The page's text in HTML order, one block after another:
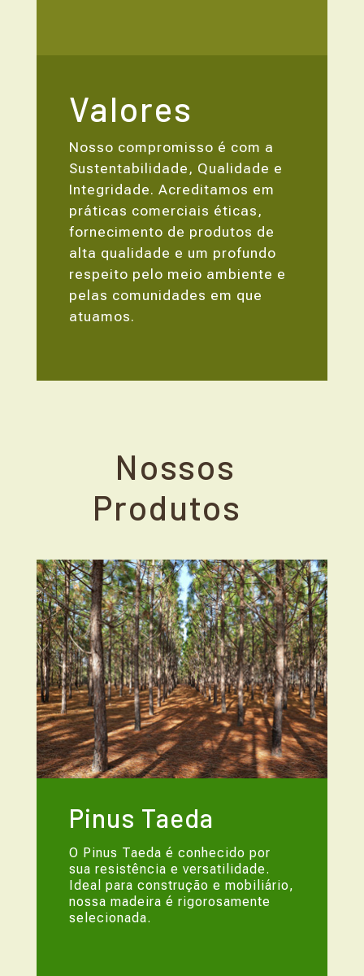
Valores
Nosso compromisso é com a
Sustentabilidade, Qualidade e
Integridade. Acreditamos em
práticas comerciais éticas,
fornecimento de produtos de
alta qualidade e um profundo
respeito pelo meio ambiente e
pelas comunidades em que
atuamos.
Nossos
Produtos
Pinus Taeda
O Pinus Taeda é conhecido por
sua resistência e versatilidade.
Ideal para construção e mobiliário,
nossa madeira é rigorosamente
selecionada.